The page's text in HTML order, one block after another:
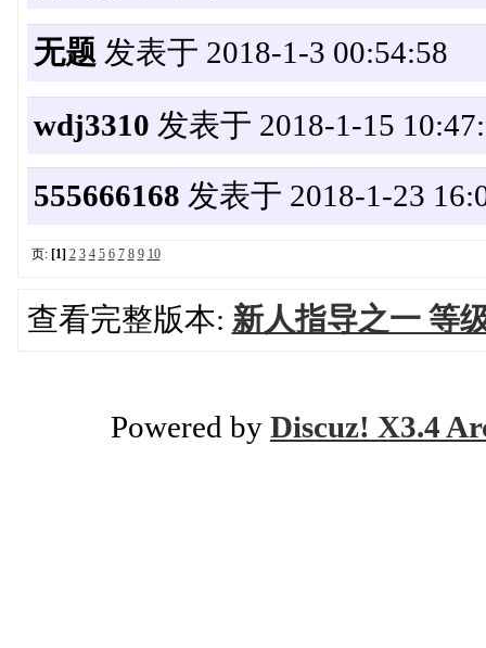
无题发表于 2018-1-3 00:54:58
wdj3310 发表于 2018-1-15
555666168 发表于 2018-1-23
页: [1] 2 3 4 5 6 7 8 9 10
查看完整版本: 新人指导之一 等
Powered by Discuz! X3.4